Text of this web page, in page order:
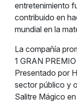
entretenimiento
contribuido en
mundial en la
La compañía
1 GRAN
Presentado por
sector público y
Salitre Mágico